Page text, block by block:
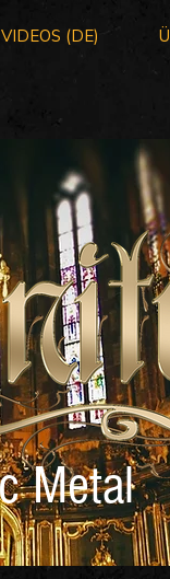
VIDEOS (DE)
Metal